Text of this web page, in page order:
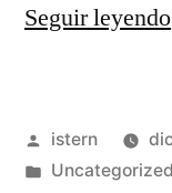
Seguir leyendo
Publicado
por
istern
Publicado
Uncategorized